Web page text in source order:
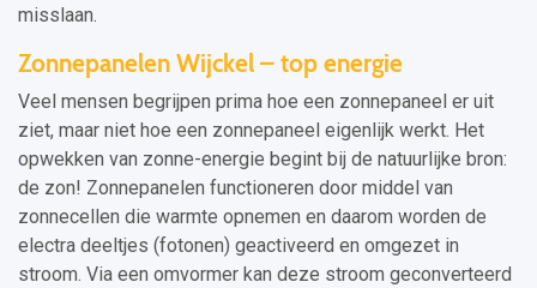
misslaan.
Zonnepanelen Wijckel – top energie
Veel mensen begrijpen prima hoe een zonnepaneel er uit
ziet, maar niet hoe een zonnepaneel eigenlijk werkt. Het
opwekken van zonne-energie begint bij de natuurlijke bron:
de zon! Zonnepanelen functioneren door middel van
zonnecellen die warmte opnemen en daarom worden de
electra deeltjes (fotonen) geactiveerd en omgezet in
stroom. Via een omvormer kan deze stroom geconverteerd